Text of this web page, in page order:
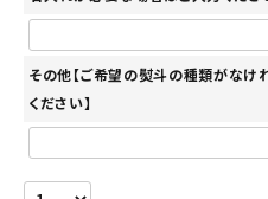
その他【ご希望の熨斗の種類がなけ
ください】